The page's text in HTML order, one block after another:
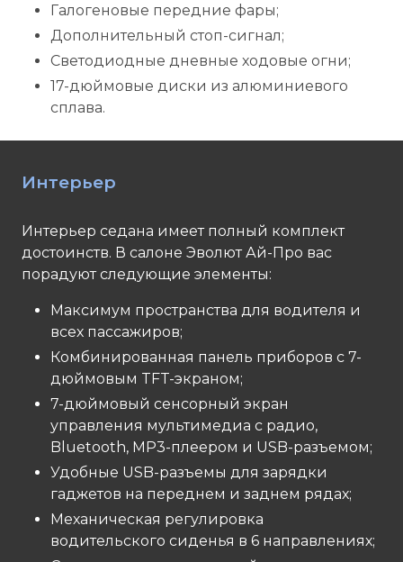
Галогеновые передние фары;
Дополнительный стоп-сигнал;
Светодиодные дневные ходовые огни;
17-дюймовые диски из алюминиевого
сплава.
Интерьер
Интерьер седана имеет полный комплект
достоинств. В салоне Эволют Ай-Про вас
порадуют следующие элементы:
Максимум пространства для водителя и
всех пассажиров;
Комбинированная панель приборов с 7-
дюймовым TFT-экраном;
7-дюймовый сенсорный экран
управления мультимедиа с радио,
Bluetooth, MP3-плеером и USB-разъемом;
Удобные USB-разъемы для зарядки
гаджетов на переднем и заднем рядах;
Механическая регулировка
водительского сиденья в 6 направлениях;